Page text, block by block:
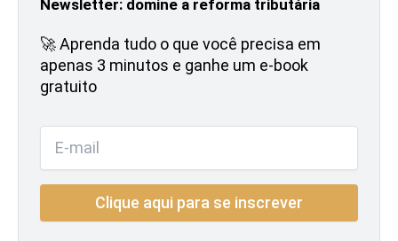
Newsletter: domine a reforma tributária
🚀 Aprenda tudo o que você precisa em
apenas 3 minutos e ganhe um e-book
gratuito